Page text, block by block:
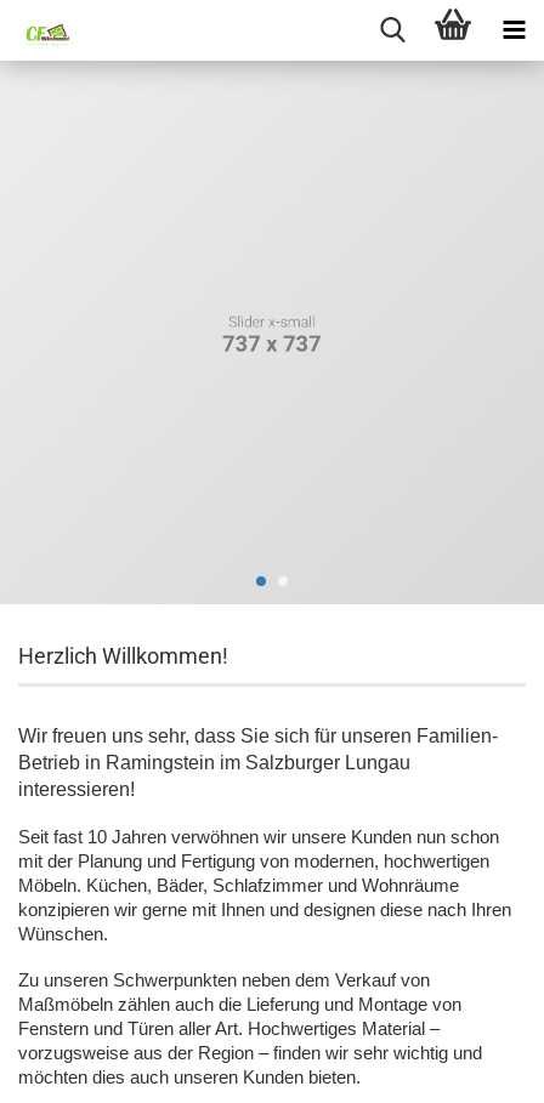
Herzlich Willkommen!
Wir freuen uns sehr, dass Sie sich für unseren Familien-
Betrieb in Ramingstein im Salzburger Lungau
interessieren!
Seit fast 10 Jahren verwöhnen wir unsere Kunden nun schon
mit der Planung und Fertigung von modernen, hochwertigen
Möbeln. Küchen, Bäder, Schlafzimmer und Wohnräume
konzipieren wir gerne mit Ihnen und designen diese nach Ihren
Wünschen.
Zu unseren Schwerpunkten neben dem Verkauf von
Maßmöbeln zählen auch die Lieferung und Montage von
Fenstern und Türen aller Art. Hochwertiges Material –
vorzugsweise aus der Region – finden wir sehr wichtig und
möchten dies auch unseren Kunden bieten.